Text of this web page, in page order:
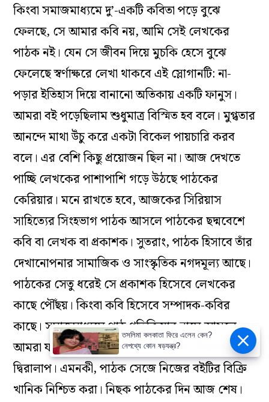
কিংবা সমাজমাধ্যমে দু’-একটি কবিতা পড়ে বুঝে
ফেলছে, সে আমার কবি নয়, আমি সেই লেখকের
পাঠক নই। যেন সে জীবন দিয়ে মুচকি হেসে বুঝে
ফেলেছে স্বর্ণাক্ষরে লেখা থাকবে এই স্লোগানটি: না-
পড়ার ইতিহাস দিয়ে বানানো অতিকায় একটি ফানুস।
আমরা বই পড়েছিলাম শুধুমাত্র বিস্মিত হব বলে। মুগ্ধতার
আনন্দে মাথা উঁচু করে একটা বিকেল পায়চারি করব
বলে। এর বেশি কিছু প্রয়োজন ছিল না। আজ দেখতে
পাচ্ছি লেখকের পাশাপাশি গড়ে উঠছে পাঠকের
কেরিয়ার। মনে রাখতে হবে, আজকের সিরিয়াস
সাহিত্যের সিংহভাগ পাঠক আসলে পাঠকের ছদ্মবেশে
কবি বা লেখক বা প্রকাশক। সুতরাং, পাঠক হিসাবে তাঁর
দেখানোপনার সামাজিক ও সাংস্কৃতিক নগদমূল্য আছে।
পাঠকের সেতু ধরেই সে প্রকাশক হিসেবে লেখকের
কাছে পৌঁছয়। কিংবা কবি হিসেবে সম্পাদক-কবির
কাছে। সমাজমাধ্যমে পাঠ প্রতিক্রিয়ার নামে আসলে
আমরা যা দেখি তা এক উচ্ছ্বসিত স্তাবকতা। উচ্চকিত
দ্বিরালাপ। এমনকী, পাঠক সেজে নিজের বইটির বিক্রি
খানিক নিশ্চিত করা। নিছক পাঠকের দিন আজ শেষ।
তসলিমা কলকাতা ফিরে এলেন কেন?
নেপথ্যে কোন ষড়যন্ত্র?